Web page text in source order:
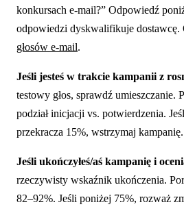
konkursach e-mail?” Odpowiedź
odpowiedzi dyskwalifikuje dostawcę.
głosów e-mail.
Jeśli jesteś w trakcie kampanii z
testowy głos, sprawdź umieszczanie.
podział inicjacji vs. potwierdzenia.
przekracza 15%, wstrzymaj kampanię.
Jeśli ukończyłeś/aś kampanię i
rzeczywisty wskaźnik ukończenia.
82–92%. Jeśli poniżej 75%, rozważ